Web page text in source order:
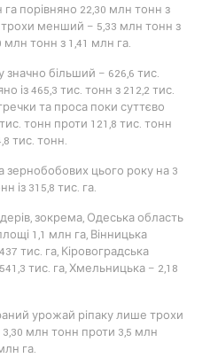
порівняно 22,30 млн тонн з
менший – 5,33 млн тонн з
млн тонн з 1,41 млн га.
більший – 626,6 тис.
із 465,3 тис. тонн з 212,2 тис.
та проса поки суттєво
тонн проти 121,8 тис. тонн
тис. тонн.
зернобобових цього року на 3
із 315,8 тис. га.
зокрема, Одеська область
1,1 млн га, Вінницька
тис. га, Кіровоградська
тис. га, Хмельницька – 2,18
урожай ріпаку лише трохи
млн тонн проти 3,5 млн
га.